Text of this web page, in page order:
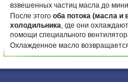
взвешенных частиц масла до
После этого оба потока (масла и
холодильника, где они
помощи специального
Охлажденное масло